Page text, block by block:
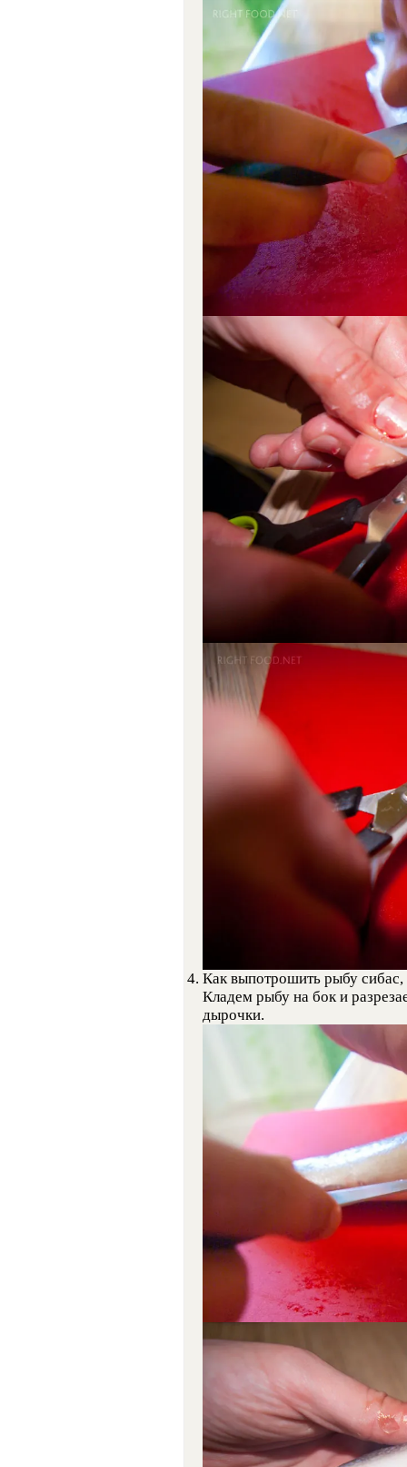
Как выпотрошить рыбу
Кладем рыбу на бок и
дырочки.